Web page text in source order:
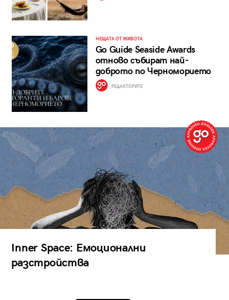
НЕЩАТА ОТ ЖИВОТА
Go Guide Seaside Awards
отново събират най-
доброто по Черноморието
РЕДАКТОРИТЕ
Inner Space: Емоционални
разстройства